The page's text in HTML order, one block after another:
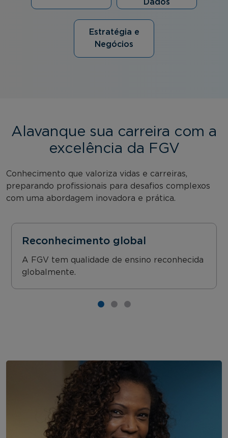
Dados
Estratégia e
Negócios
Alavanque sua carreira com a
excelência da FGV
Conhecimento que valoriza vidas e carreiras,
preparando profissionais para desafios complexos
com uma abordagem inovadora e prática.
Reconhecimento global
A FGV tem qualidade de ensino reconhecida
globalmente.